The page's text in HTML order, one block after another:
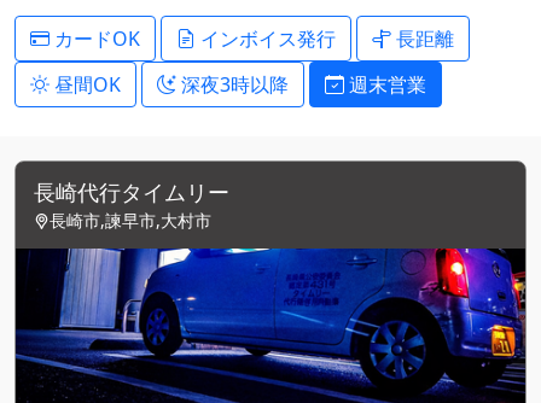
カードOK インボイス発行
長距離
昼間OK
深夜3時以降 週末営業
長崎代行タイムリー
長崎市,諫早市,大村市